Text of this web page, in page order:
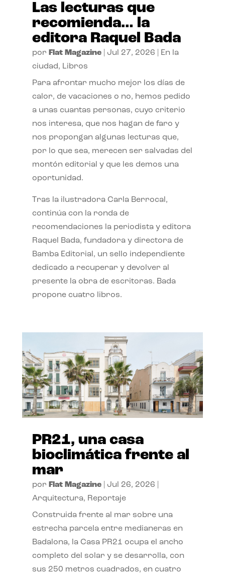
Las lecturas que
recomienda… la
editora Raquel Bada
por Flat Magazine| Jul 27, 2026
En la
ciudad, Libros
Para afrontar mucho mejor los días de
calor, de vacaciones o no, hemos pedido
a unas cuantas personas, cuyo criterio
nos interesa, que nos hagan de faro y
nos propongan algunas lecturas que,
por lo que sea, merecen ser salvadas del
montón editorial y que les demos una
oportunidad.
Tras la ilustradora Carla Berrocal,
continúa con la ronda de
recomendaciones la periodista y editora
Raquel Bada, fundadora y directora de
Bamba Editorial, un sello independiente
dedicado a recuperar y devolver al
presente la obra de escritoras. Bada
propone cuatro libros.
PR21, una casa
bioclimática frente al
mar
por Flat Magazine| Jul 26, 2026
Arquitectura, Reportaje
Construida frente al mar sobre una
estrecha parcela entre medianeras en
Badalona, la Casa PR21 ocupa el ancho
completo del solar y se desarrolla, con
sus 250 metros cuadrados, en cuatro